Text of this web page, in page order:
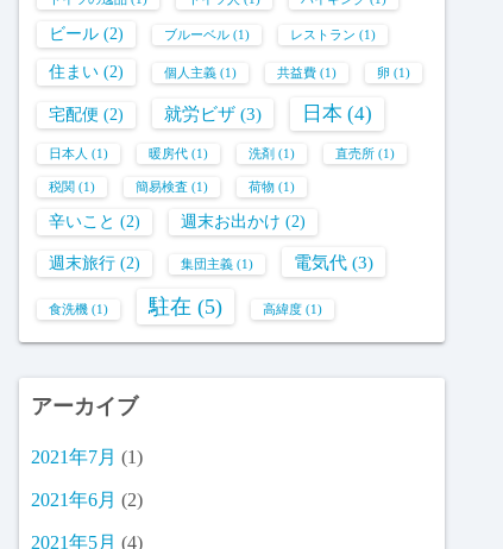
ビール (2) ブルーベル (1) レストラン (1)
住まい (2) 個人主義 (1) 共益費 (1) 卵 (1)
宅配便 (2) 就労ビザ (3) 日本 (4)
日本人 (1) 暖房代 (1) 洗剤 (1) 直売所 (1)
税関 (1) 簡易検査 (1) 荷物 (1)
辛いこと (2) 週末お出かけ (2)
週末旅行 (2) 集団主義 (1) 電気代 (3)
食洗機 (1) 駐在 (5) 高緯度 (1)
アーカイブ
2021年7月 (1)
2021年6月 (2)
2021年5月 (4)